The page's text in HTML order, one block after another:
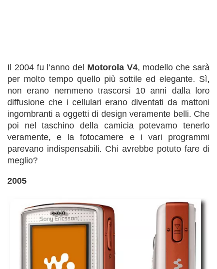
Il 2004 fu l’anno del Motorola V4, modello che sarà
per molto tempo quello più sottile ed elegante. Sì,
non erano nemmeno trascorsi 10 anni dalla loro
diffusione che i cellulari erano diventati da mattoni
ingombranti a oggetti di design veramente belli. Che
poi nel taschino della camicia potevamo tenerlo
veramente, e la fotocamere e i vari programmi
parevano indispensabili. Chi avrebbe potuto fare di
meglio?
2005